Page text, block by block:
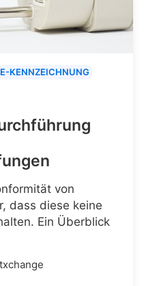
KENNZEICHNUNG
von
dass diese keine
Ein Überblick